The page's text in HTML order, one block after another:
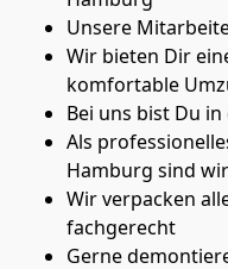
Unsere
Wir bieten Dir
komfortable
Bei uns bist Du
Als
Hamburg sind
Wir verpacken
fachgerecht
Gerne